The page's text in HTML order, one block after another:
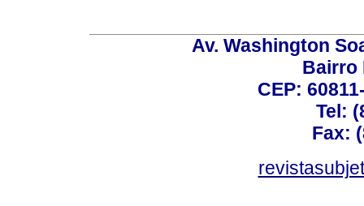
Av. Washington
Bairro
CEP:
Tel:
Fax: